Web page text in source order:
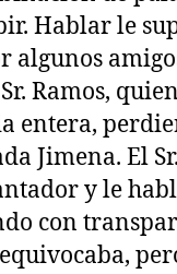
Hablar le
algunos
Ramos,
entera,
Jimena. El
y le
con